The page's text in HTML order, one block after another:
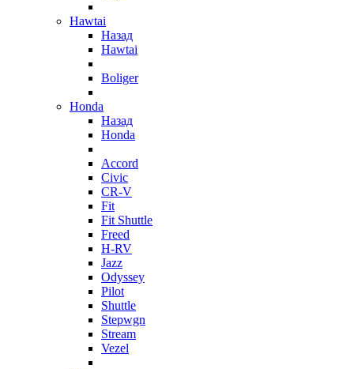
Hawtai
Назад
Hawtai
Boliger
Honda
Назад
Honda
Accord
Civic
CR-V
Fit
Fit Shuttle
Freed
H-RV
Jazz
Odyssey
Pilot
Shuttle
Stepwgn
Stream
Vezel